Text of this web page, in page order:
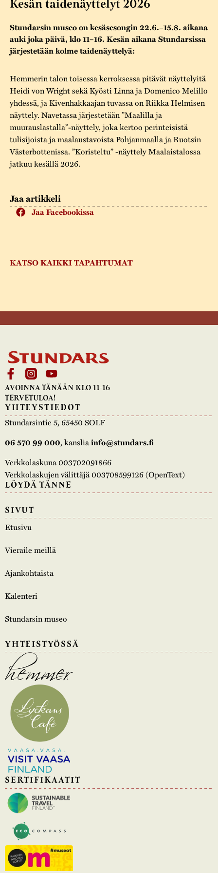
Vaellusreitti
Saavutettavuus
Kestävä kehitys
Turvallisuus
Yhteystiedot
Varaa tilat
Rakennusperintö
Museokokoelmat
Museopedagogiikka
Käsityö
Projektit
YSTÄVÄT
Markkinat
Vuosikertomukset
Vuoden Gunnar
Jaa artikkeli
Jaa Facebookissa
KATSO KAIKKI TAPAHTUMAT
Kesän taidenäyttelyt 2026
Stundarsin museo on kesäsesongin 22.6.–15.8. aikana
auki joka päivä, klo 11–16. Kesän aikana Stundarsissa
järjestetään kolme taidenäyttelyä:
Hemmerin talon toisessa kerroksessa pitävät näyttelyitä
Heidi von Wright sekä Kyösti Linna ja Domenico Melillo
yhdessä, ja Kivenhakkaajan tuvassa on Riikka Helmisen
näyttely. Navetassa järjestetään ”Maalilla ja
muurauslastalla”-näyttely, joka kertoo perinteisistä
tulisijoista ja maalaustavoista Pohjanmaalla ja Ruotsin
Västerbottenissa. ”Koristeltu” -näyttely Maalaistalossa
jatkuu kesällä 2026.
AVOINNA TÄNÄÄN KLO 11-16
TERVETULOA!
YHTEYSTIEDOT
Stundarsintie 5, 65450 SOLF
06 570 99 000, kansliainfo@stundars.fi
Verkkolaskuna 003702091866
Verkkolaskujen välittäjä 003708599126 (OpenText)
LÖYDÄ TÄNNE
SIVUT
Etusivu
Vieraile meillä
Ajankohtaista
Kalenteri
Stundarsin museo
YHTEISTYÖSSÄ
SERTIFIKAATIT